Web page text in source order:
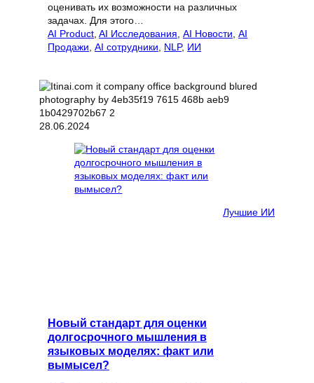
оценивать их возможности на различных
задачах. Для этого…
AI Product AI Исследования AI Новости AI
Продажи AI сотрудники NLP, ИИ
28.06.2024
Лучшие ИИ
Новый стандарт для оценки
долгосрочного мышления в
языковых моделях: факт или
вымысел?